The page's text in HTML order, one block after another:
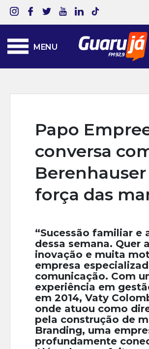
MENU
Papo
conversa
Berenhauser
força das
“Sucessão familiar e
dessa semana. Quer
inovação e muita
empresa
comunicação. Com
experiência em
em 2014, Vaty
onde atuou como
pela construção de
Branding, uma
profundamente